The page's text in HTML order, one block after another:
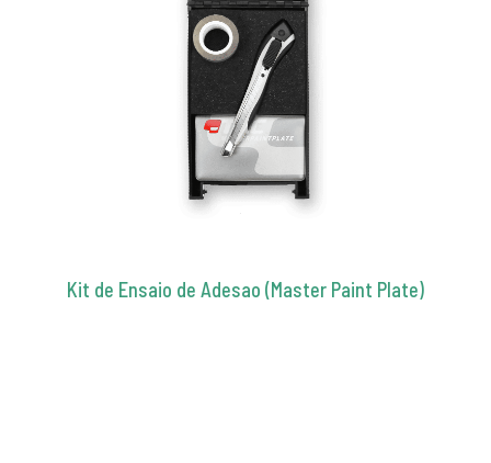
Kit de Ensaio de Adesao (Master Paint Plate)